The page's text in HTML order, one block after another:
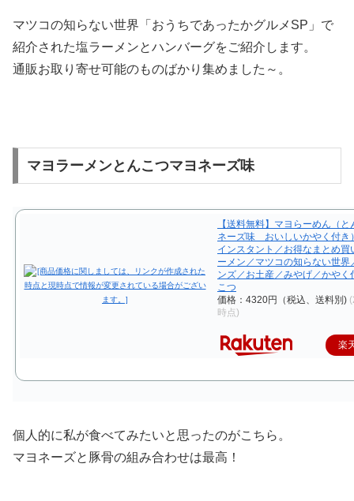
マツコの知らない世界「おうちであったかグルメSP」で
紹介された塩ラーメンとハンバーグをご紹介します。
通販お取り寄せ可能のものばかり集めました～。
マヨラーメンとんこつマヨネーズ味
【送料無料】マヨらーめん（
ネーズ味 おいしいかやく付き
インスタント／お得なまとめ買
ーメン／マツコの知らない世界
ンズ／お土産／みやげ／かやく
こつ
価格：4320円（税込、送料別)
時点)
楽
個人的に私が食べてみたいと思ったのがこちら。
マヨネーズと豚骨の組み合わせは最高！